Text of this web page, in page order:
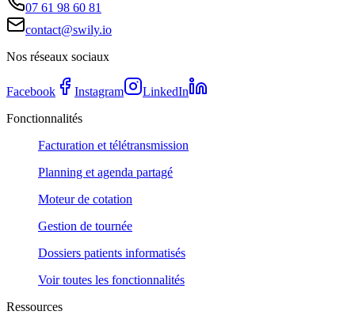
07 61 98 60 81
contact@swily.io
Nos réseaux sociaux
Facebook Instagram
LinkedIn
Fonctionnalités
Facturation et télétransmission
Planning et agenda partagé
Moteur de cotation
Gestion de tournée
Dossiers patients informatisés
Voir toutes les fonctionnalités
Ressources